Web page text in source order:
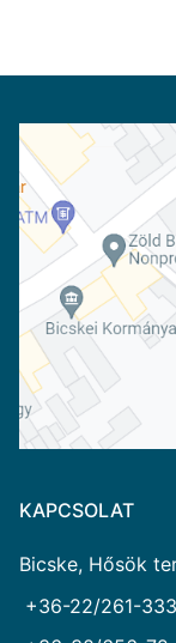
KAPCSOLAT
Bicske, Hősök
+36-22/261-333